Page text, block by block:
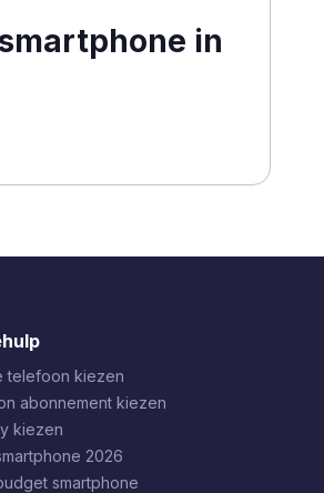
in
telefoon kiezen
abonnement kiezen
kiezen
2026
smartphone